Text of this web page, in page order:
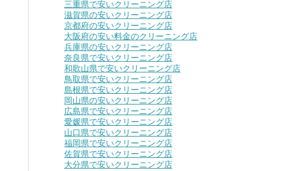
三重県で安いクリーニング店
滋賀県の安いクリーニング店
京都府の安いクリーニング店
大阪府の安い料金のクリーニング店
兵庫県の安いクリーニング店
奈良県で安いクリーニング店
和歌山県で安いクリーニング店
鳥取県で安いクリーニング店
島根県で安いクリーニング店
岡山県の安いクリーニング店
広島県で安いクリーニング店
愛媛県で安いクリーニング店
山口県で安いクリーニング店
福岡県で安いクリーニング店
佐賀県で安いクリーニング店
大分県で安いクリーニング店